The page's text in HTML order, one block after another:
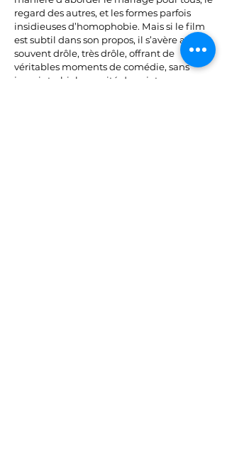
regard des autres, et les formes parfois
insidieuses d’homophobie. Mais si le film
est subtil dans son propos, il s’avère aussi
souvent drôle, très drôle, offrant de
véritables moments de comédie, sans
jamais trahir la gravité du sujet.